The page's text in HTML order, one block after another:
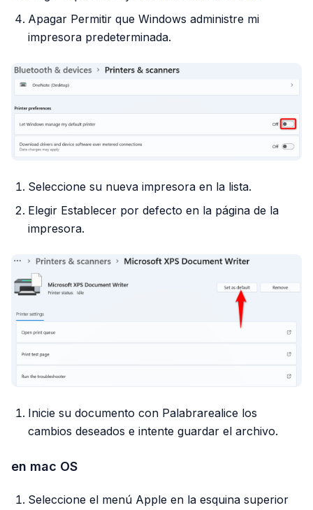
Apagar Permitir que Windows administre mi
impresora predeterminada.
Seleccione su nueva impresora en la lista.
Elegir Establecer por defecto en la página de la
impresora.
Inicie su documento con Palabrarealice los
cambios deseados e intente guardar el archivo.
en mac OS
Seleccione el menú Apple en la esquina superior